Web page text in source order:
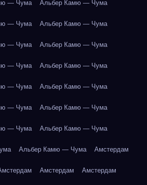
— Чума Альбер Камю — Чума
— Чума Альбер Камю — Чума
— Чума Альбер Камю — Чума
— Чума Альбер Камю — Чума
— Чума Альбер Камю — Чума
— Чума Альбер Камю — Чума
— Чума Альбер Камю — Чума
Альбер Камю — Чума Амстердам
Амстердам Амстердам